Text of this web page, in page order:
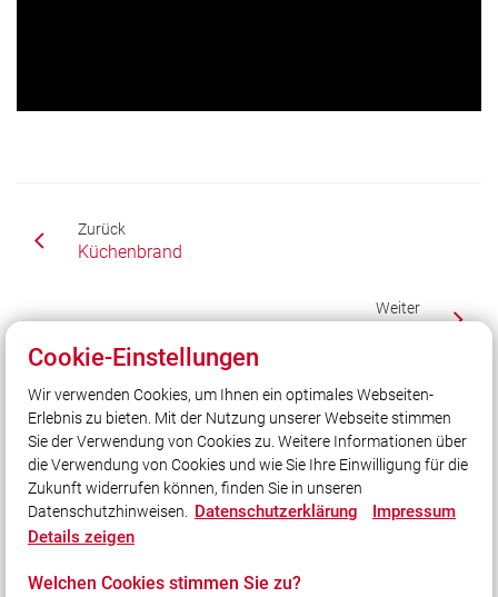
Zurück
Küchenbrand
Weiter
Unser Leitsatz
Unsere Freizeit für Ihre Sicherheit
Social Media
Cookie-Einstellungen
Wir verwenden Cookies, um Ihnen ein optimales Webseiten-
Erlebnis zu bieten. Mit der Nutzung unserer Webseite stimmen
Sie der Verwendung von Cookies zu. Weitere Informationen über
die Verwendung von Cookies und wie Sie Ihre Einwilligung für die
Zukunft widerrufen können, finden Sie in unseren
Datenschutzhinweisen. Datenschutzerklärung
Impressum
Details zeigen
Welchen Cookies stimmen Sie zu?